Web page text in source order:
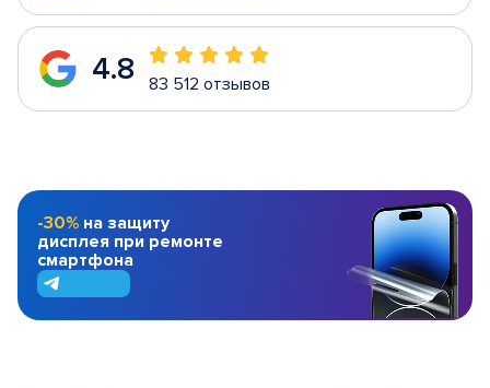
4.8 83 512 отзывов
-30% на защиту
дисплея при ремонте
смартфона